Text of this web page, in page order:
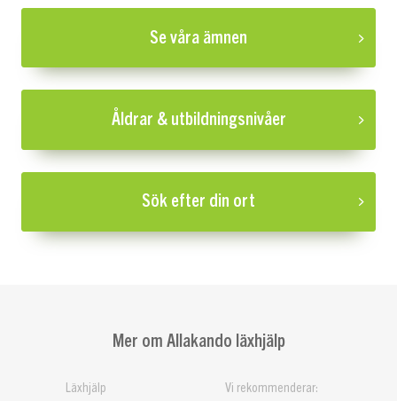
Se våra ämnen
Åldrar & utbildningsnivåer
Sök efter din ort
Mer om Allakando läxhjälp
Läxhjälp
Vi rekommenderar: